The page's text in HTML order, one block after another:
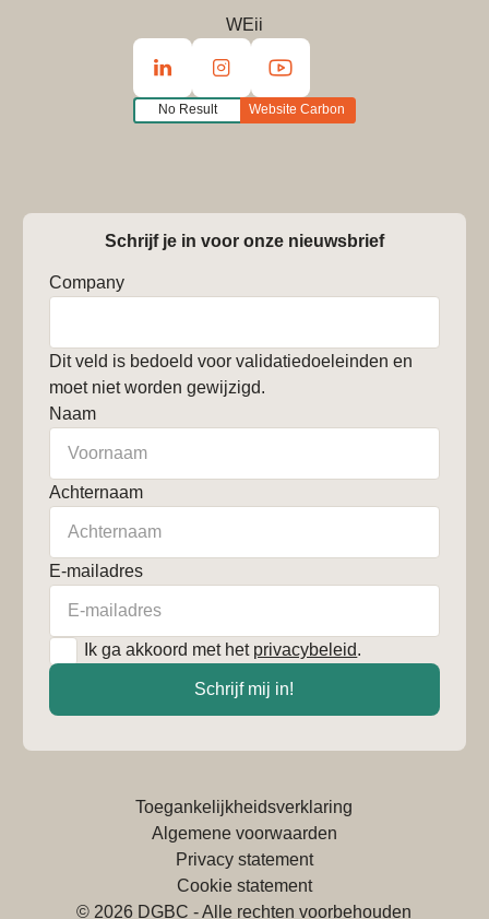
WEii
No Result Website Carbon
Schrijf je in voor onze nieuwsbrief
Company
Dit veld is bedoeld voor validatiedoeleinden en
moet niet worden gewijzigd.
Naam
Achternaam
E-mailadres
Ik ga akkoord met het privacybeleid.
Schrijf mij in!
© 2026 DGBC - Alle rechten voorbehouden
Toegankelijkheidsverklaring
Algemene voorwaarden
Privacy statement
Cookie statement